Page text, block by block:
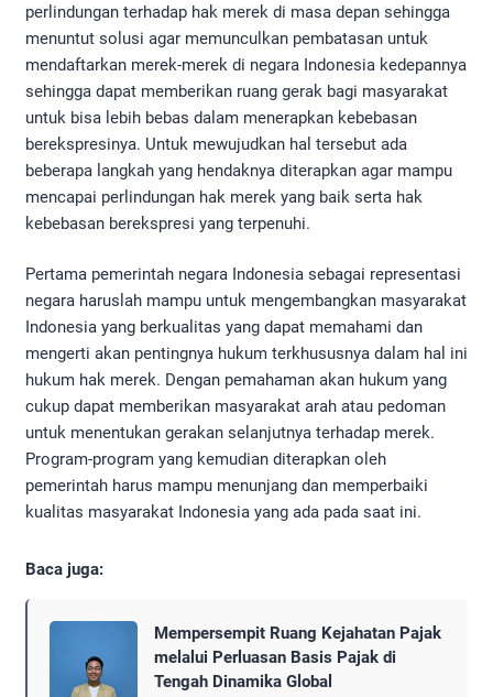
perlindungan terhadap hak merek di masa depan sehingga
menuntut solusi agar memunculkan pembatasan untuk
mendaftarkan merek-merek di negara Indonesia kedepannya
sehingga dapat memberikan ruang gerak bagi masyarakat
untuk bisa lebih bebas dalam menerapkan kebebasan
berekspresinya. Untuk mewujudkan hal tersebut ada
beberapa langkah yang hendaknya diterapkan agar mampu
mencapai perlindungan hak merek yang baik serta hak
kebebasan berekspresi yang terpenuhi.
Pertama pemerintah negara Indonesia sebagai representasi
negara haruslah mampu untuk mengembangkan masyarakat
Indonesia yang berkualitas yang dapat memahami dan
mengerti akan pentingnya hukum terkhususnya dalam hal ini
hukum hak merek. Dengan pemahaman akan hukum yang
cukup dapat memberikan masyarakat arah atau pedoman
untuk menentukan gerakan selanjutnya terhadap merek.
Program-program yang kemudian diterapkan oleh
pemerintah harus mampu menunjang dan memperbaiki
kualitas masyarakat Indonesia yang ada pada saat ini.
Baca juga:
Mempersempit Ruang Kejahatan Pajak
melalui Perluasan Basis Pajak di
Tengah Dinamika Global